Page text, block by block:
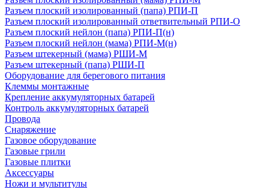
Разъем плоский изолированный (папа) РПИ-П
Разъем плоский изолированный ответвительный РПИ-О
Разъем плоский нейлон (папа) РПИ-П(н)
Разъем плоский нейлон (мама) РПИ-М(н)
Разъем штекерный (мама) РШИ-М
Разъем штекерный (папа) РШИ-П
Оборудование для берегового питания
Клеммы монтажные
Крепление аккумуляторных батарей
Контроль аккумуляторных батарей
Провода
Снаряжение
Газовое оборудование
Газовые грили
Газовые плитки
Аксессуары
Ножи и мультитулы